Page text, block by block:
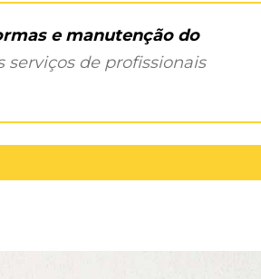
e manutenção do
de profissionais